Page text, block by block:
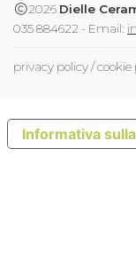
2026 Dielle
035 884622 - Email:
privacy policy/cookie
Informativa